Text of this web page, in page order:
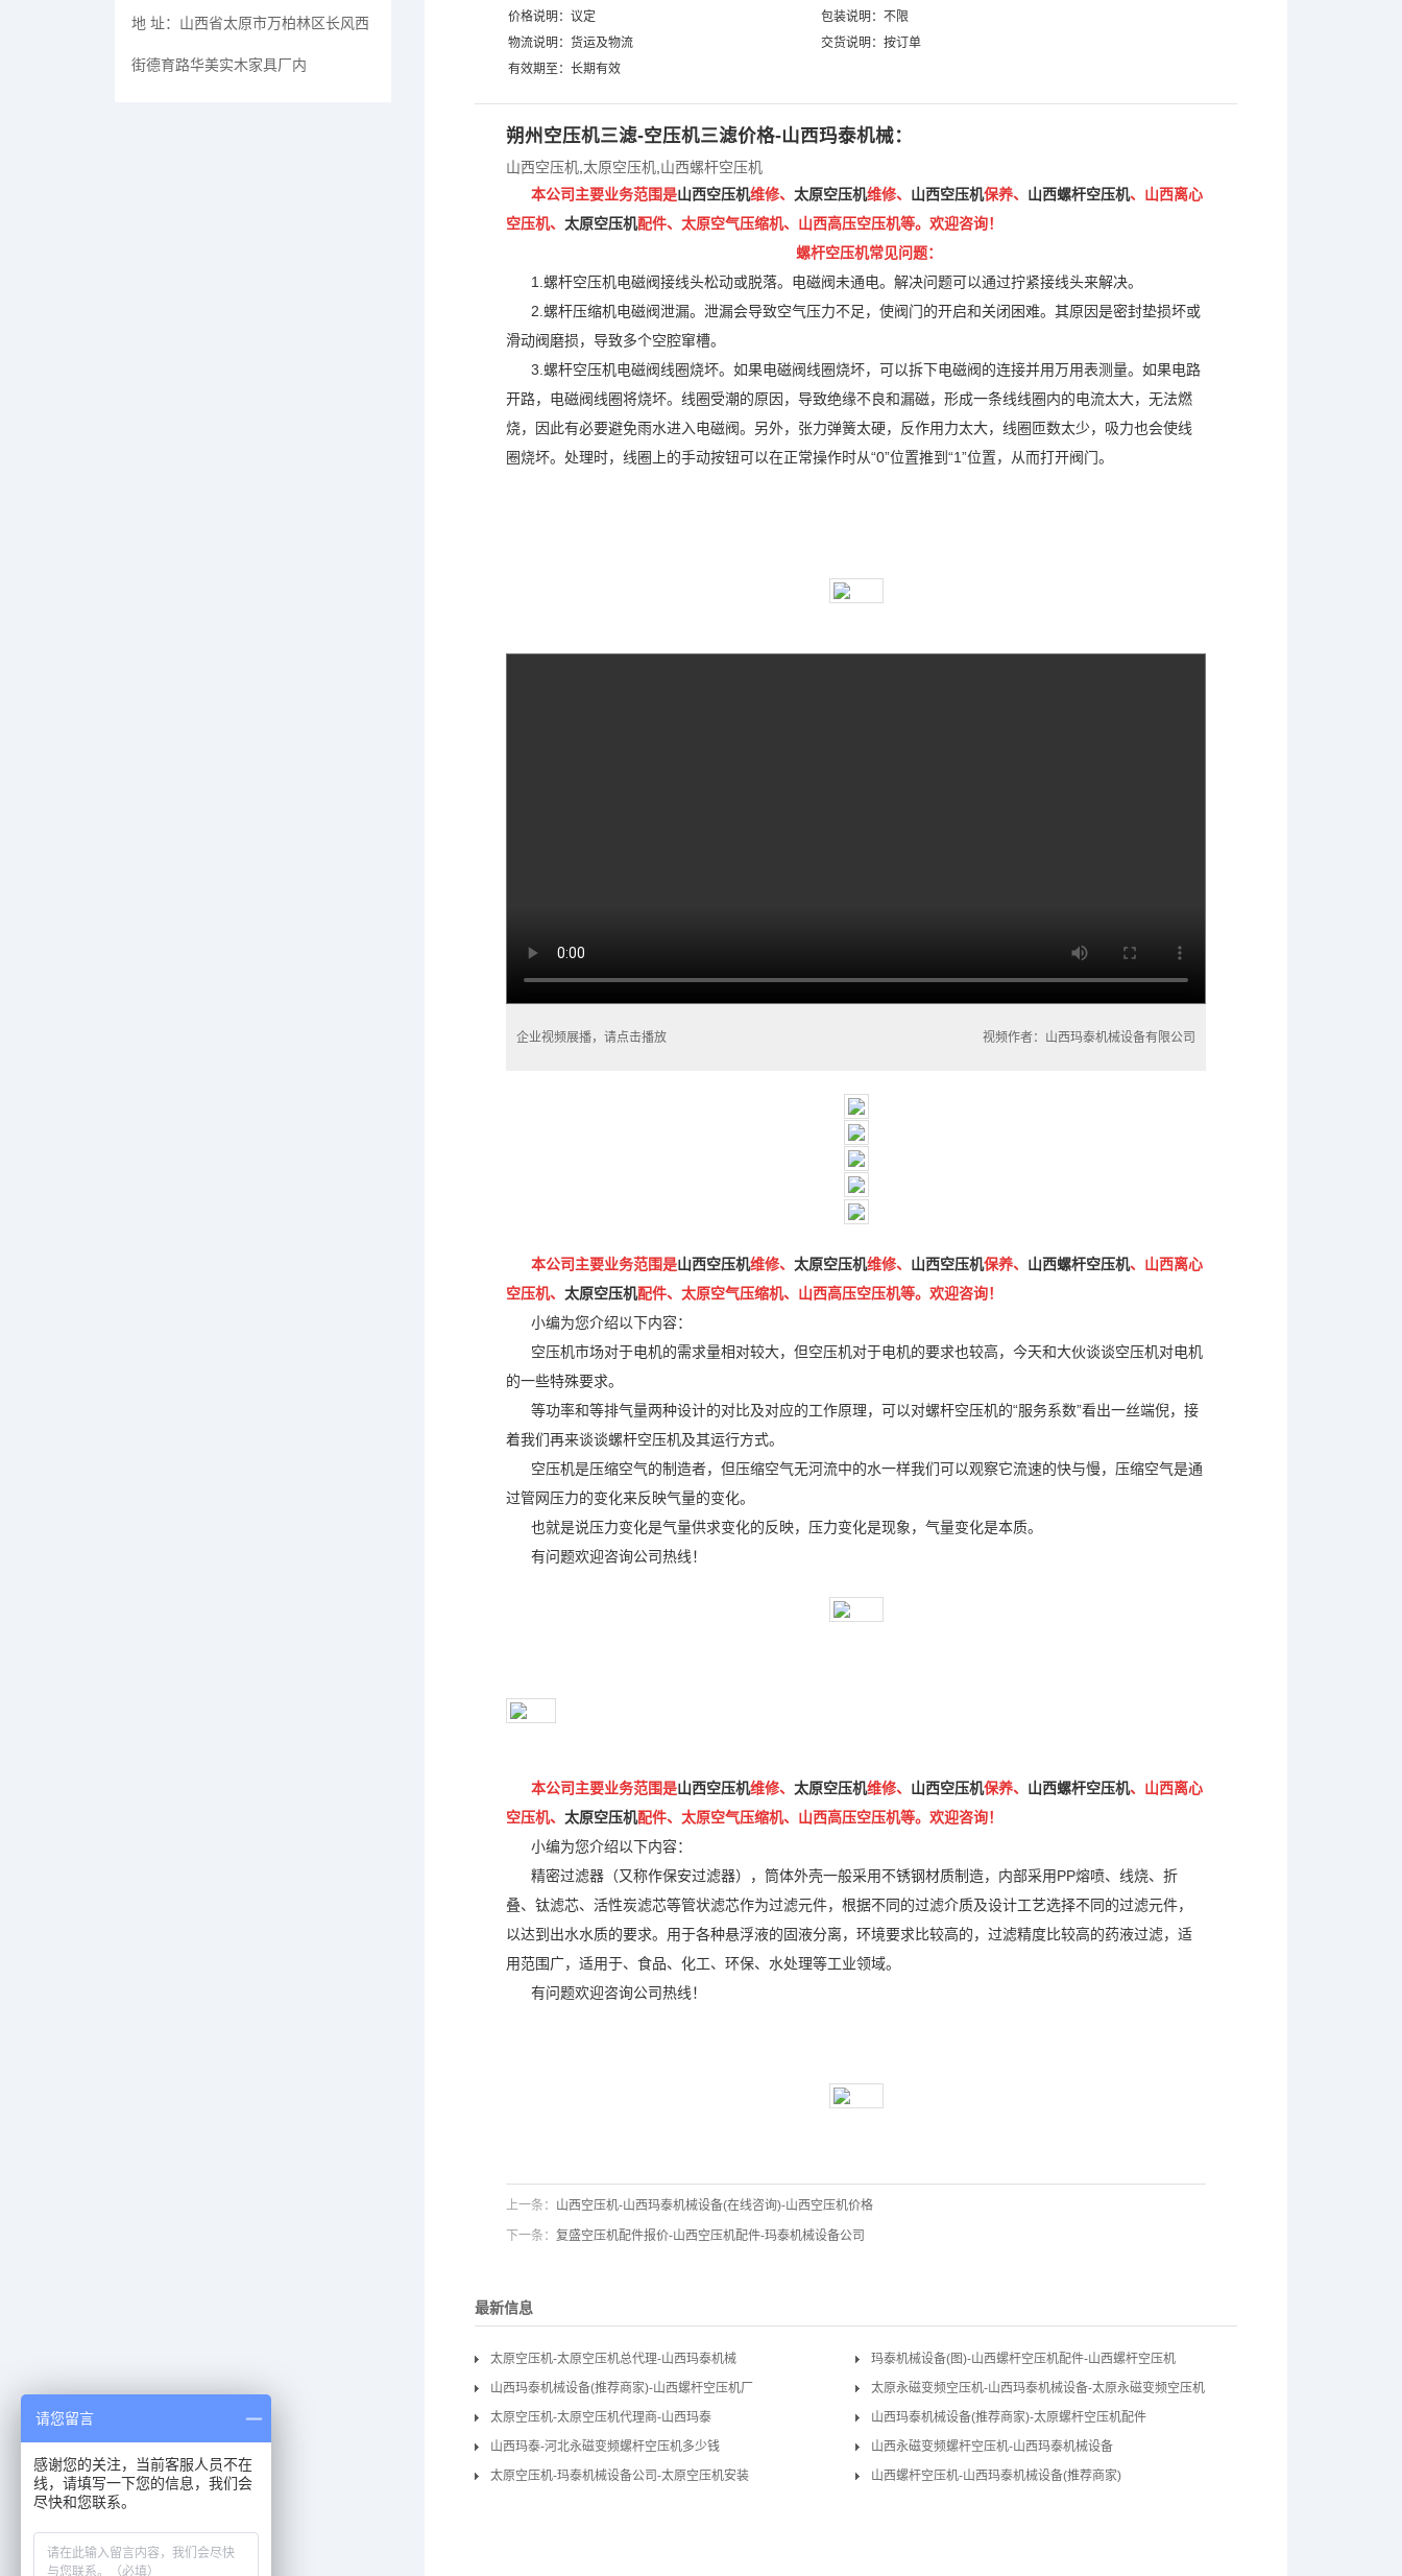
地 址： 山西省太原市万柏林区长风西
街德育路华美实木家具厂内
价格说明：议定
包装说明：不限
物流说明：货运及物流
交货说明：按订单
有效期至：长期有效
朔州空压机三滤-空压机三滤价格-山西玛泰机械：
山西空压机,太原空压机,山西螺杆空压机
本公司主要业务范围是山西空压机维修、 太原空压机维修、 山西空压机保养、 山西螺杆空压机、山西离心
空压机、 太原空压机配件、太原空气压缩机、山西高压空压机等。欢迎咨询！
螺杆空压机常见问题：
1.螺杆空压机电磁阀接线头松动或脱落。电磁阀未通电。解决问题可以通过拧紧接线头来解决。
2.螺杆压缩机电磁阀泄漏。泄漏会导致空气压力不足，使阀门的开启和关闭困难。其原因是密封垫损坏或
滑动阀磨损，导致多个空腔窜槽。
3.螺杆空压机电磁阀线圈烧坏。如果电磁阀线圈烧坏，可以拆下电磁阀的连接并用万用表测量。如果电路
开路，电磁阀线圈将烧坏。线圈受潮的原因，导致绝缘不良和漏磁，形成一条线线圈内的电流太大，无法燃
烧，因此有必要避免雨水进入电磁阀。另外，张力弹簧太硬，反作用力太大，线圈匝数太少，吸力也会使线
圈烧坏。处理时，线圈上的手动按钮可以在正常操作时从“0”位置推到“1”位置，从而打开阀门。
企业视频展播，请点击播放 视频作者：山西玛泰机械设备有限公司
本公司主要业务范围是山西空压机维修、 太原空压机维修、 山西空压机保养、 山西螺杆空压机、山西离心
空压机、 太原空压机配件、太原空气压缩机、山西高压空压机等。欢迎咨询！
小编为您介绍以下内容：
空压机市场对于电机的需求量相对较大，但空压机对于电机的要求也较高，今天和大伙谈谈空压机对电机
的一些特殊要求。
等功率和等排气量两种设计的对比及对应的工作原理，可以对螺杆空压机的“服务系数”看出一丝端倪，接
着我们再来谈谈螺杆空压机及其运行方式。
空压机是压缩空气的制造者，但压缩空气无河流中的水一样我们可以观察它流速的快与慢，压缩空气是通
过管网压力的变化来反映气量的变化。
也就是说压力变化是气量供求变化的反映，压力变化是现象，气量变化是本质。
有问题欢迎咨询公司热线！
本公司主要业务范围是山西空压机维修、 太原空压机维修、 山西空压机保养、 山西螺杆空压机、山西离心
空压机、 太原空压机配件、太原空气压缩机、山西高压空压机等。欢迎咨询！
小编为您介绍以下内容：
精密过滤器（又称作保安过滤器），筒体外壳一般采用不锈钢材质制造，内部采用PP熔喷、线烧、折
叠、钛滤芯、活性炭滤芯等管状滤芯作为过滤元件，根据不同的过滤介质及设计工艺选择不同的过滤元件，
以达到出水水质的要求。用于各种悬浮液的固液分离，环境要求比较高的，过滤精度比较高的药液过滤，适
用范围广，适用于、食品、化工、环保、水处理等工业领域。
有问题欢迎咨询公司热线！
上一条： 山西空压机-山西玛泰机械设备(在线咨询)-山西空压机价格
下一条： 复盛空压机配件报价-山西空压机配件-玛泰机械设备公司
最新信息
太原空压机-太原空压机总代理-山西玛泰机械
玛泰机械设备(图)-山西螺杆空压机配件-山西螺杆空压机
山西玛泰机械设备(推荐商家)-山西螺杆空压机厂
太原永磁变频空压机-山西玛泰机械设备-太原永磁变频空压机
报价
太原空压机-太原空压机代理商-山西玛泰
山西玛泰机械设备(推荐商家)-太原螺杆空压机配件
山西玛泰-河北永磁变频螺杆空压机多少钱
山西永磁变频螺杆空压机-山西玛泰机械设备
太原空压机-玛泰机械设备公司-太原空压机安装
山西螺杆空压机-山西玛泰机械设备(推荐商家)
请您留言
感谢您的关注，当前客服人员不在
线，请填写一下您的信息，我们会
尽快和您联系。